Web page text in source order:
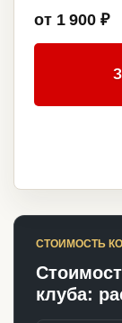
от 1 900 ₽
СТОИМОСТЬ
клуба: